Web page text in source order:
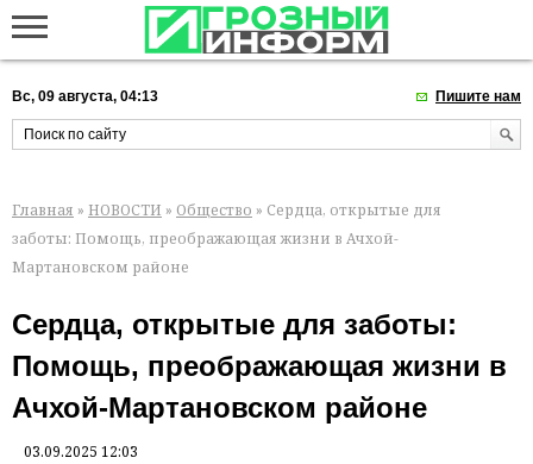
Вс, 09 августа, 04:13 Пишите нам
Главная » НОВОСТИ » Общество » Сердца, открытые для
заботы: Помощь, преображающая жизни в Ачхой-
Мартановском районе
Сердца, открытые для заботы:
Помощь, преображающая жизни в
Ачхой-Мартановском районе
03.09.2025 12:03